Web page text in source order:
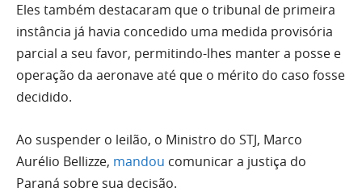
Eles também destacaram que o tribunal de primeira
instância já havia concedido uma medida provisória
parcial a seu favor, permitindo-lhes manter a posse e
operação da aeronave até que o mérito do caso fosse
decidido.
Ao suspender o leilão, o Ministro do STJ, Marco
Aurélio Bellizze, mandou comunicar a justiça do
Paraná sobre sua decisão.